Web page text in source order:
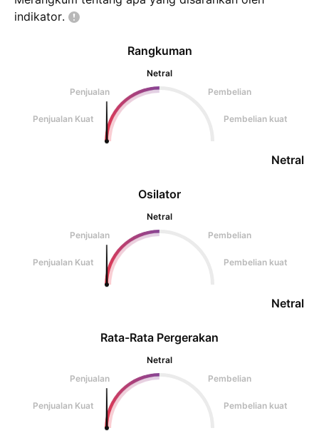
indikator.
Osilator
Netral
Penjualan
Pembelian
Penjualan Kuat Pembelian kuat
Netral
Rangkuman
Netral
Penjualan
Pembelian
Penjualan Kuat Pembelian kuat
Netral
Rata-Rata Pergerakan
Netral
Penjualan
Pembelian
Penjualan Kuat Pembelian kuat